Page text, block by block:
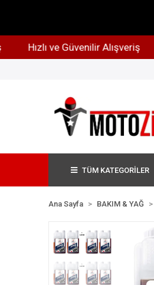
Hızlı ve Güvenilir Alışveriş
TÜM KATEGORİLER
Ana Sayfa BAKIM & YAĞ